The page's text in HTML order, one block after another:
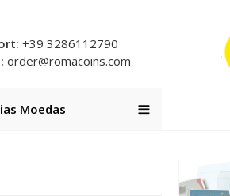
+39 3286112790
order@romacoins.com
Moedas